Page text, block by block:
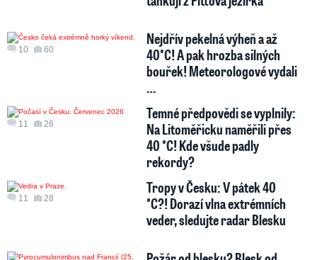
10 60
Nejdřív pekelná výheň a až
40°C! A pak hrozba silných
bouřek! Meteorologové vydali
…
11 26
Temné předpovědi se vyplnily:
Na Litoměřicku naměřili přes
40 °C! Kde všude padly
rekordy?
11 28
Tropy v Česku: V pátek 40
°C?! Dorazí vlna extrémních
veder, sledujte radar Blesku